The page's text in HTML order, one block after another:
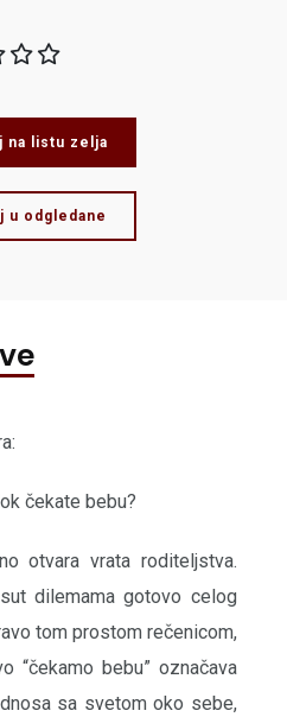
na listu zelja
u odgledane
čekate bebu?
otvara vrata roditeljstva.
dilemama gotovo celog
tom prostom rečenicom,
“čekamo bebu” označava
sa svetom oko sebe,